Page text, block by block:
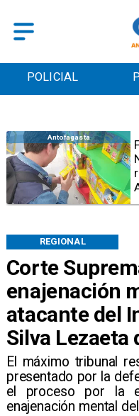
POLICIAL
Corte
enajenación
atacante del
Silva Lezaeta
El máximo tribunal
presentado por la
el proceso por la
enajenación mental
REGIONAL
Antofagasta